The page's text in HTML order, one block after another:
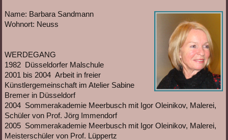
Name: Barbara Sandmann
Wohnort: Neuss
WERDEGANG
1982 Düsseldorfer Malschule
2001 bis 2004 Arbeit in freier
Künstlergemeinschaft im Atelier Sabine
Bremer in Düsseldorf
2004 Sommerakademie Meerbusch mit Igor Oleinikov, Malerei,
Schüler von Prof. Jörg Immendorf
2005 Sommerakademie Meerbusch mit Igor Oleinikov, Malerei,
Meisterschüler von Prof. Lüppertz